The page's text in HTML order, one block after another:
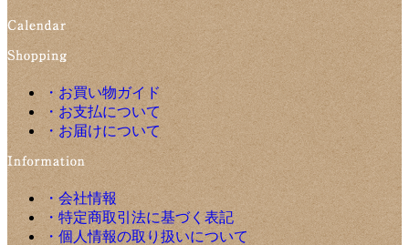
・お買い物ガイド
・お支払について
・お届けについて
・会社情報
・特定商取引法に基づく表記
・個人情報の取り扱いについて